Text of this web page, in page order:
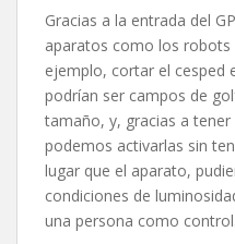
Gracias a la entrada del
aparatos como los
ejemplo, cortar el cesped
podrían ser campos de
tamaño, y, gracias a
podemos activarlas sin
lugar que el aparato,
condiciones de
una persona como control.